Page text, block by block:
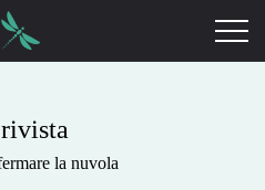
la nuvola